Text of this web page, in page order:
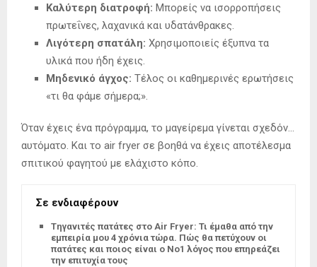
Καλύτερη διατροφή: Μπορείς να ισορροπήσεις
πρωτεΐνες, λαχανικά και υδατάνθρακες.
Λιγότερη σπατάλη: Χρησιμοποιείς έξυπνα τα
υλικά που ήδη έχεις.
Μηδενικό άγχος: Τέλος οι καθημερινές ερωτήσεις
«τι θα φάμε σήμερα;».
Όταν έχεις ένα πρόγραμμα, το μαγείρεμα γίνεται σχεδόν…
αυτόματο. Και το air fryer σε βοηθά να έχεις αποτέλεσμα
σπιτικού φαγητού με ελάχιστο κόπο.
Σε ενδιαφέρουν
Tηγανιτές πατάτες στο Air Fryer: Τι έμαθα από την
εμπειρία μου 4 χρόνια τώρα. Πώς θα πετύχουν οι
πατάτες και ποιος είναι ο Νο1 λόγος που επηρεάζει
την επιτυχία τους